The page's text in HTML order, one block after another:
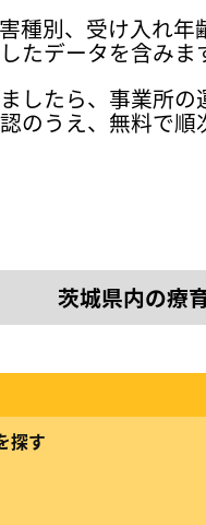
種別、受け入れ
たデータを含みま
したら、事業所
うえ、無料で順
茨城県内の療
探す